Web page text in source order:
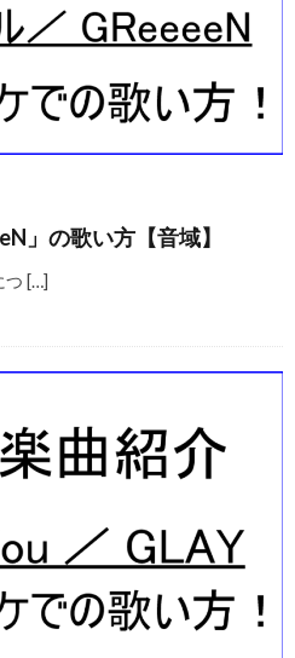
」の歌い方【音域】
つ […]